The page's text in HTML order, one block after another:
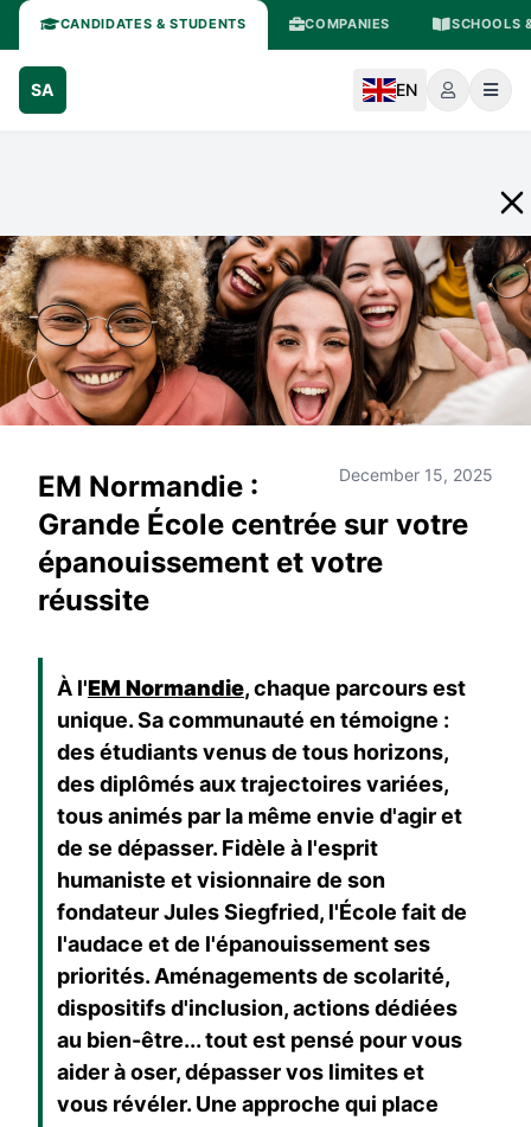
CANDIDATES & STUDENTS COMPANIES SCHOOLS
SA EN
December 15, 2025
EM Normandie :
Grande École centrée sur votre
épanouissement et votre
réussite
À l'EM Normandie, chaque parcours est
unique. Sa communauté en témoigne :
des étudiants venus de tous horizons,
des diplômés aux trajectoires variées,
tous animés par la même envie d'agir et
de se dépasser. Fidèle à l'esprit
humaniste et visionnaire de son
fondateur Jules Siegfried, l'École fait de
l'audace et de l'épanouissement ses
priorités. Aménagements de scolarité,
dispositifs d'inclusion, actions dédiées
au bien-être... tout est pensé pour vous
aider à oser, dépasser vos limites et
vous révéler. Une approche qui place